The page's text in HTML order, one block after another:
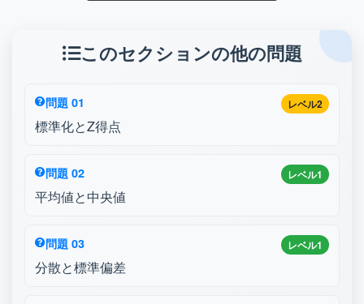
このセクションの他の問題
レベル2
問題 01
標準化とZ得点
レベル1
問題 02
平均値と中央値
レベル1
問題 03
分散と標準偏差